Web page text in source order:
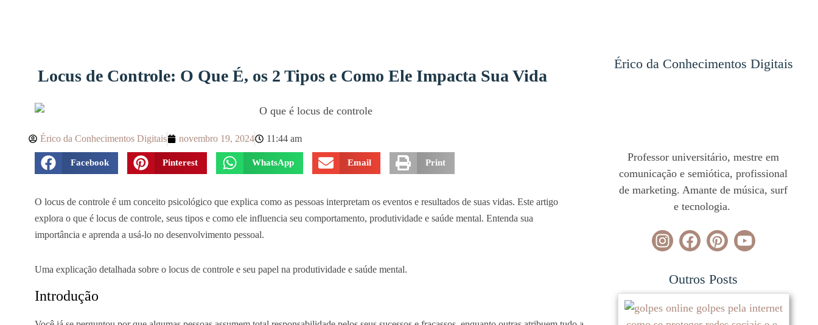
Locus de Controle: O Que É, os 2 Tipos e Como Ele Impacta Sua Vida
Érico da Conhecimentos Digitais novembro 19, 2024 11:44 am
Facebook Pinterest WhatsApp Email Print
O locus de controle é um conceito psicológico que explica como as pessoas interpretam os eventos e resultados de suas vidas. Este artigo
explora o que é locus de controle, seus tipos e como ele influencia seu comportamento, produtividade e saúde mental. Entenda sua
importância e aprenda a usá-lo no desenvolvimento pessoal.
Uma explicação detalhada sobre o locus de controle e seu papel na produtividade e saúde mental.
Introdução
Érico da Conhecimentos Digitais
Professor universitário, mestre em
comunicação e semiótica, profissional
de marketing. Amante de música, surf
e tecnologia.
Outros Posts